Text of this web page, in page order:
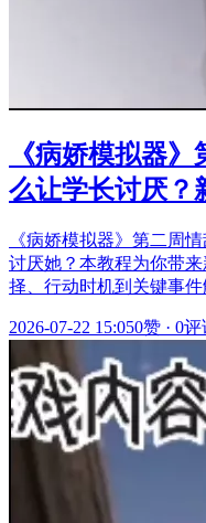
《病娇模拟器
么让学长讨厌？
《病娇模拟器》第二周
讨厌她？本教程为你带
择、行动时机到关键事
2026-07-22 15:050赞 · 0评